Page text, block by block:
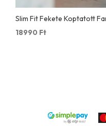
Slim Fit Fekete Koptatott
18990 Ft